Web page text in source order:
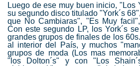
Luego de ese muy buen inicio, "Los
su segundo disco titulado "York´s
que No Cambiaras", "Es Muy
Con este segundo LP, los York´s
grandes grupos de finales de los
al interior del País, y muchos
grupos de moda (Los mas
"los Dolton´s" y con "Los